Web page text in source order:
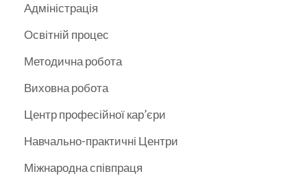
Адміністрація
Освітній процес
Методична робота
Виховна робота
Центр професійної кар’єри
Навчально-практичні Центри
Міжнародна співпраця